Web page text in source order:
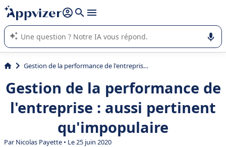
répondre (plusieurs lignes avec
L'IA de Appvizer vous guide dans l'utilisation ou la sélection de
logiciel SaaS en entreprise.
Gestion de la performance de l'entreprise : aussi pertinent qu'impopulaire
Gestion de la performance de
l'entreprise : aussi pertinent
qu'impopulaire
Par Nicolas Payette • Le 25 juin 2020